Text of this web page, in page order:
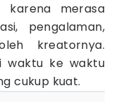
karena merasa
pengalaman,
kreatornya.
waktu ke waktu
cukup kuat.